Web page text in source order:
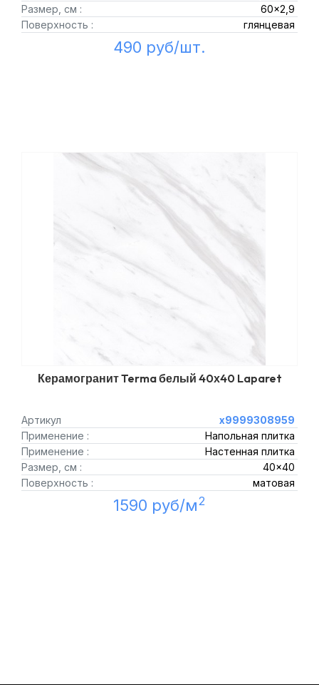
Размер, см :
60x2,9
Поверхность :
глянцевая
490 руб/шт.
Керамогранит Terma белый 40х40 Laparet
Артикул
х9999308959
Применение :
Напольная плитка
Применение :
Настенная плитка
Размер, см :
40x40
Поверхность :
матовая
1590 руб/м2